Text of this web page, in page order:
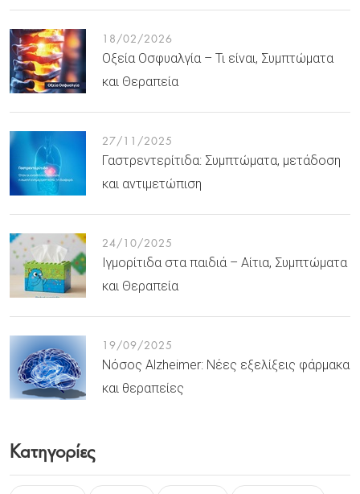
18/02/2026
Οξεία Οσφυαλγία – Τι είναι, Συμπτώματα
και Θεραπεία
27/11/2025
Γαστρεντερίτιδα: Συμπτώματα, μετάδοση
και αντιμετώπιση
24/10/2025
Ιγμορίτιδα στα παιδιά – Αίτια, Συμπτώματα
και Θεραπεία
19/09/2025
Νόσος Alzheimer: Νέες εξελίξεις φάρμακα
και θεραπείες
Κατηγορίες